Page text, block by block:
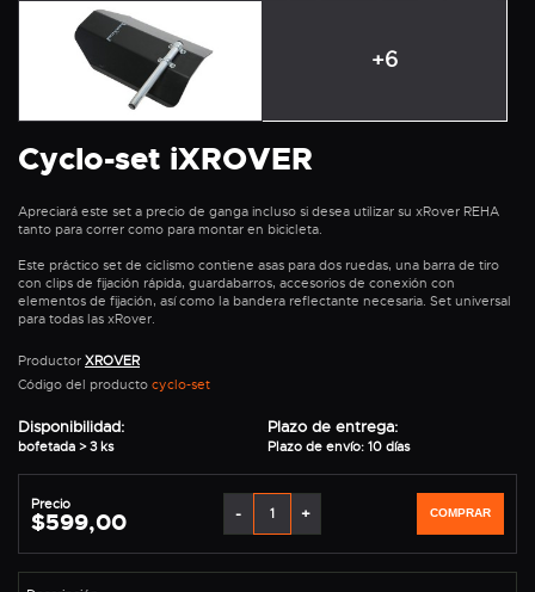
+6
Cyclo-set iXROVER
Apreciará este set a precio de ganga incluso si desea utilizar su xRover REHA
tanto para correr como para montar en bicicleta.
Este práctico set de ciclismo contiene asas para dos ruedas, una barra de tiro
con clips de fijación rápida, guardabarros, accesorios de conexión con
elementos de fijación, así como la bandera reflectante necesaria. Set universal
para todas las xRover.
Productor XROVER
Código del producto cyclo-set
Disponibilidad:
bofetada > 3 ks
Plazo de entrega:
Plazo de envío: 10 días
Precio
$599,00 - + COMPRAR